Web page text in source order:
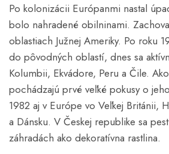
Po kolonizácii Európanmi nastal
bolo nahradené obilninami.
oblastiach Južnej Ameriky. Po roku
do pôvodných oblastí, dnes sa
Kolumbii, Ekvádore, Peru a Čile.
pochádzajú prvé veľké pokusy o
1982 aj v Európe vo Veľkej Británii,
a Dánsku. V Českej republike sa
záhradách ako dekoratívna rastlina.